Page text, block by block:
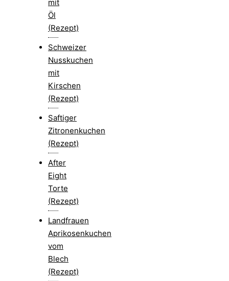
mit
Öl
(Rezept)
Schweizer
Nusskuchen
mit
Kirschen
(Rezept)
Saftiger
Zitronenkuchen
(Rezept)
After
Eight
Torte
(Rezept)
Landfrauen
Aprikosenkuchen
vom
Blech
(Rezept)